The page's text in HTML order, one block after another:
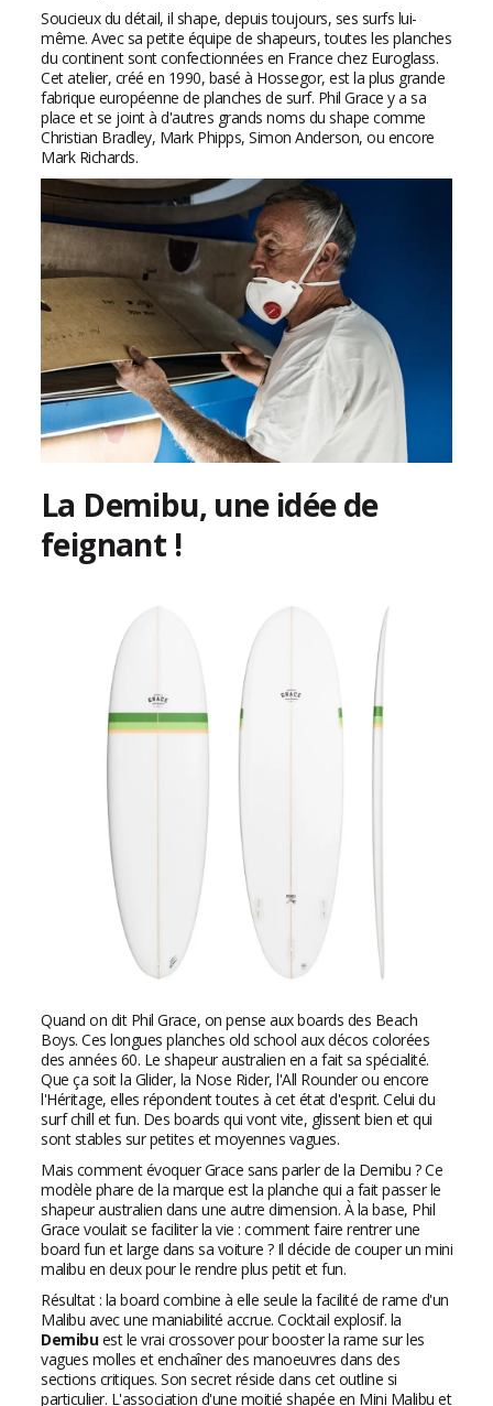
Soucieux du détail, il shape, depuis toujours, ses surfs lui-
même. Avec sa petite équipe de shapeurs, toutes les planches
du continent sont confectionnées en France chez Euroglass.
Cet atelier, créé en 1990, basé à Hossegor, est la plus grande
fabrique européenne de planches de surf. Phil Grace y a sa
place et se joint à d'autres grands noms du shape comme
Christian Bradley, Mark Phipps, Simon Anderson, ou encore
Mark Richards.
La Demibu, une idée de
feignant !
Quand on dit Phil Grace, on pense aux boards des Beach
Boys. Ces longues planches old school aux décos colorées
des années 60. Le shapeur australien en a fait sa spécialité.
Que ça soit la Glider, la Nose Rider, l'All Rounder ou encore
l'Héritage, elles répondent toutes à cet état d'esprit. Celui du
surf chill et fun. Des boards qui vont vite, glissent bien et qui
sont stables sur petites et moyennes vagues.
Mais comment évoquer Grace sans parler de la Demibu ? Ce
modèle phare de la marque est la planche qui a fait passer le
shapeur australien dans une autre dimension. À la base, Phil
Grace voulait se faciliter la vie : comment faire rentrer une
board fun et large dans sa voiture ? Il décide de couper un mini
malibu en deux pour le rendre plus petit et fun.
Résultat : la board combine à elle seule la facilité de rame d'un
Malibu avec une maniabilité accrue. Cocktail explosif. la
Demibuest le vrai crossover pour booster la rame sur les
vagues molles et enchaîner des manoeuvres dans des
sections critiques. Son secret réside dans cet outline si
particulier. L'association d'une moitié shapée en Mini Malibu et